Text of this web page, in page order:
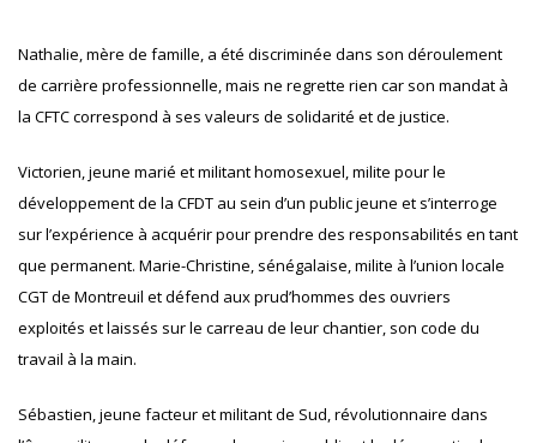
Nathalie, mère de famille, a été discriminée dans son déroulement
de carrière professionnelle, mais ne regrette rien car son mandat à
la CFTC correspond à ses valeurs de solidarité et de justice.
Victorien, jeune marié et militant homosexuel, milite pour le
développement de la CFDT au sein d’un public jeune et s’interroge
sur l’expérience à acquérir pour prendre des responsabilités en tant
que permanent. Marie-Christine, sénégalaise, milite à l’union locale
CGT de Montreuil et défend aux prud’hommes des ouvriers
exploités et laissés sur le carreau de leur chantier, son code du
travail à la main.
Sébastien, jeune facteur et militant de Sud, révolutionnaire dans